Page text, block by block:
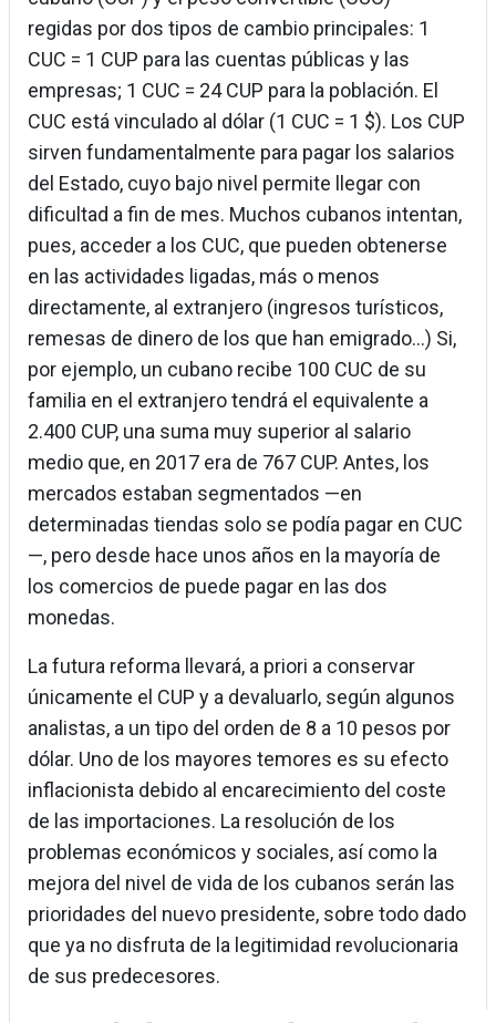
regidas por dos tipos de cambio principales: 1
CUC = 1 CUP para las cuentas públicas y las
empresas; 1 CUC = 24 CUP para la población. El
CUC está vinculado al dólar (1 CUC = 1 $). Los CUP
sirven fundamentalmente para pagar los salarios
del Estado, cuyo bajo nivel permite llegar con
dificultad a fin de mes. Muchos cubanos intentan,
pues, acceder a los CUC, que pueden obtenerse
en las actividades ligadas, más o menos
directamente, al extranjero (ingresos turísticos,
remesas de dinero de los que han emigrado…) Si,
por ejemplo, un cubano recibe 100 CUC de su
familia en el extranjero tendrá el equivalente a
2.400 CUP, una suma muy superior al salario
medio que, en 2017 era de 767 CUP. Antes, los
mercados estaban segmentados —en
determinadas tiendas solo se podía pagar en CUC
—, pero desde hace unos años en la mayoría de
los comercios de puede pagar en las dos
monedas.
La futura reforma llevará, a priori a conservar
únicamente el CUP y a devaluarlo, según algunos
analistas, a un tipo del orden de 8 a 10 pesos por
dólar. Uno de los mayores temores es su efecto
inflacionista debido al encarecimiento del coste
de las importaciones. La resolución de los
problemas económicos y sociales, así como la
mejora del nivel de vida de los cubanos serán las
prioridades del nuevo presidente, sobre todo dado
que ya no disfruta de la legitimidad revolucionaria
de sus predecesores.